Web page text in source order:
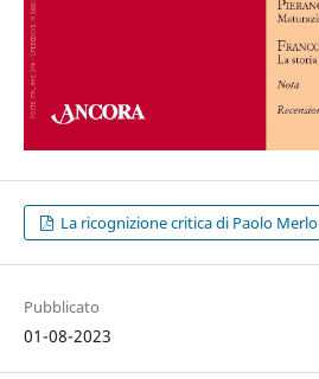
La ricognizione critica di Paolo Merlo
Pubblicato
01-08-2023